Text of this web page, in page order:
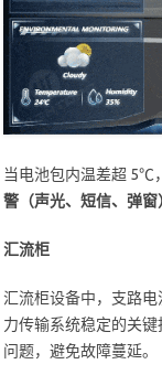
当电池包内温差超 5℃
警（声光、短信、弹窗
汇流柜
汇流柜设备中，支路
力传输系统稳定的关
问题，避免故障蔓延。